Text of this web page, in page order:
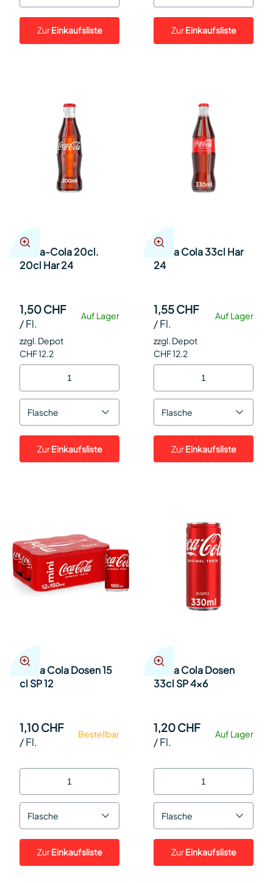
ZurEinkaufsliste ZurEinkaufsliste
Coca-Cola 20cl.
20cl Har 24
Auf Lager
1,50 CHF
/Fl.
zzgl. Depot
CHF 12.2
Flasche
ZurEinkaufsliste
Coca Cola 33cl Har
24
Auf Lager
1,55 CHF
/Fl.
zzgl. Depot
CHF 12.2
Flasche
ZurEinkaufsliste
Coca Cola Dosen 15
cl SP 12
Bestellbar
1,10 CHF
/Fl.
Flasche
ZurEinkaufsliste
Coca Cola Dosen
33cl SP 4x6
Auf Lager
1,20 CHF
/Fl.
Flasche
ZurEinkaufsliste